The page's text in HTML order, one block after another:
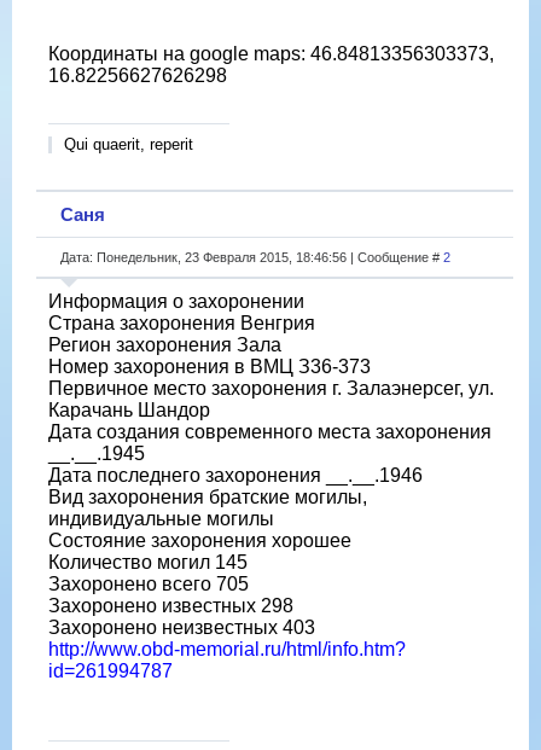
Координаты на google maps: 46.84813356303373,
16.82256627626298
Qui quaerit, reperit
Саня
Дата: Понедельник, 23 Февраля 2015, 18:46:56 | Сообщение # 2
Информация о захоронении
Страна захоронения Венгрия
Регион захоронения Зала
Номер захоронения в ВМЦ З36-373
Первичное место захоронения г. Залаэнерсег, ул.
Карачань Шандор
Дата создания современного места захоронения
__.__.1945
Дата последнего захоронения __.__.1946
Вид захоронения братские могилы,
индивидуальные могилы
Состояние захоронения хорошее
Количество могил 145
Захоронено всего 705
Захоронено известных 298
Захоронено неизвестных 403
http://www.obd-memorial.ru/html/info.htm?
id=261994787